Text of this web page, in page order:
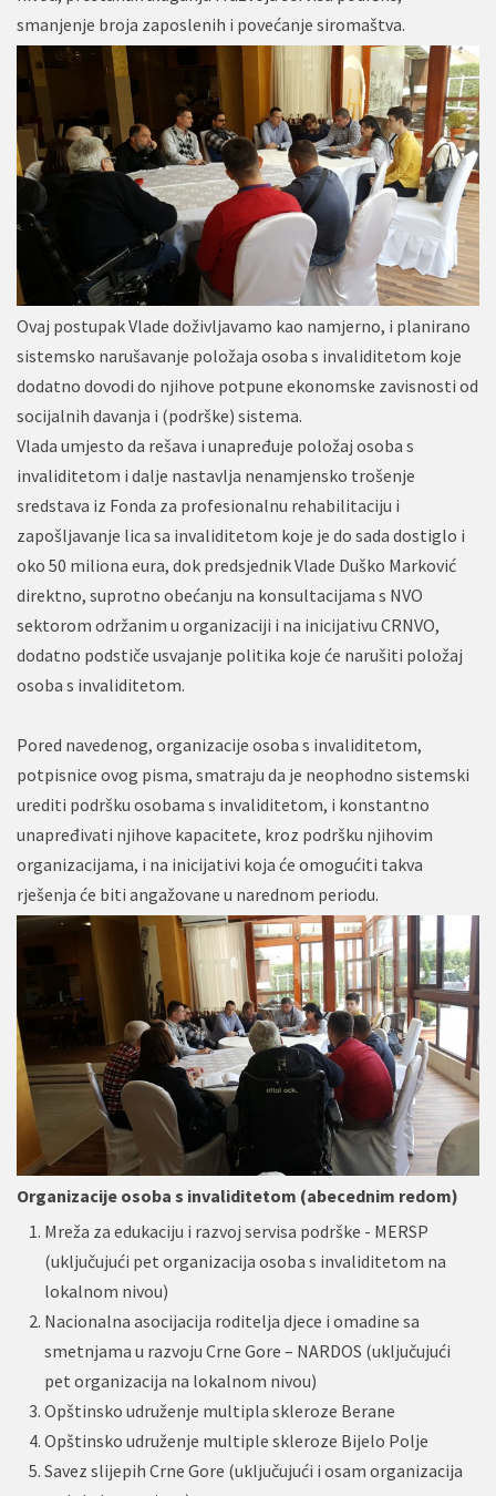
smanjenje broja zaposlenih i povećanje siromaštva.
Ovaj postupak Vlade doživljavamo kao namjerno, i planirano
sistemsko narušavanje položaja osoba s invaliditetom koje
dodatno dovodi do njihove potpune ekonomske zavisnosti od
socijalnih davanja i (podrške) sistema.
Vlada umjesto da rešava i unapređuje položaj osoba s
invaliditetom i dalje nastavlja nenamjensko trošenje
sredstava iz Fonda za profesionalnu rehabilitaciju i
zapošljavanje lica sa invaliditetom koje je do sada dostiglo i
oko 50 miliona eura, dok predsjednik Vlade Duško Marković
direktno, suprotno obećanju na konsultacijama s NVO
sektorom održanim u organizaciji i na inicijativu CRNVO,
dodatno podstiče usvajanje politika koje će narušiti položaj
osoba s invaliditetom.
Pored navedenog, organizacije osoba s invaliditetom,
potpisnice ovog pisma, smatraju da je neophodno sistemski
urediti podršku osobama s invaliditetom, i konstantno
unapređivati njihove kapacitete, kroz podršku njihovim
organizacijama, i na inicijativi koja će omogućiti takva
rješenja će biti angažovane u narednom periodu.
Organizacije osoba s invaliditetom (abecednim redom)
Mreža za edukaciju i razvoj servisa podrške - MERSP
(uključujući pet organizacija osoba s invaliditetom na
lokalnom nivou)
Nacionalna asocijacija roditelja djece i omadine sa
smetnjama u razvoju Crne Gore – NARDOS (uključujući
pet organizacija na lokalnom nivou)
Opštinsko udruženje multipla skleroze Berane
Opštinsko udruženje multiple skleroze Bijelo Polje
Savez slijepih Crne Gore (uključujući i osam organizacija